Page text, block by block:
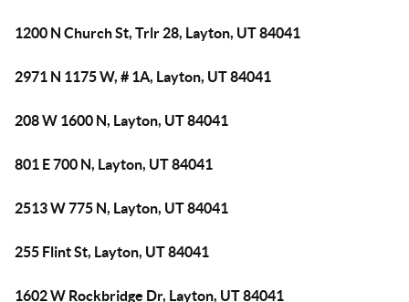
1200 N Church St, Trlr 28, Layton, UT 84041
2971 N 1175 W, # 1A, Layton, UT 84041
208 W 1600 N, Layton, UT 84041
801 E 700 N, Layton, UT 84041
2513 W 775 N, Layton, UT 84041
255 Flint St, Layton, UT 84041
1602 W Rockbridge Dr, Layton, UT 84041